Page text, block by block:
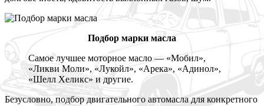
Подбор марки масла
Самое лучшее моторное масло — «Мобил»,
«Ликви Моли», «Лукойл», «Арека», «Адинол»,
«Шелл Хеликс» и другие.
Безусловно, подбор двигательного автомасла для конкретного